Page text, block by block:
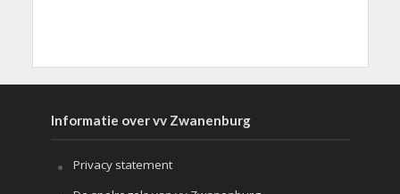
Informatie over vv Zwanenburg
Privacy statement